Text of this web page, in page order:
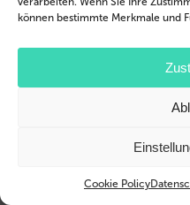
können bestimmte Merkmale und
Cookie Policy